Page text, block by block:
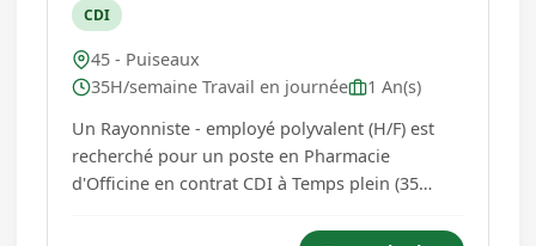
CDI
45 - Puiseaux
35H/semaine Travail en journée
1 An(s)
Un Rayonniste - employé polyvalent (H/F) est
recherché pour un poste en Pharmacie
d'Officine en contrat CDI à Temps plein (35
Loire - France) avec une expérience minimum